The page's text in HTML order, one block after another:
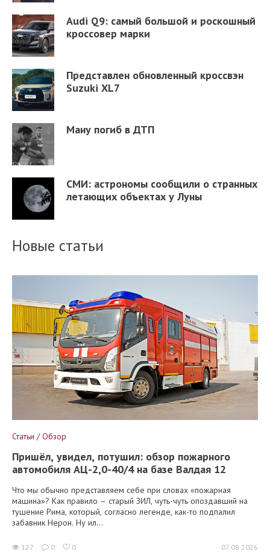
Audi Q9: самый большой и роскошный
кроссовер марки
Представлен обновленный кроссвэн
Suzuki XL7
Ману погиб в ДТП
СМИ: астрономы сообщили о странных
летающих объектах у Луны
Новые статьи
Статьи / Обзор
Пришёл, увидел, потушил: обзор пожарного
автомобиля АЦ-2,0-40/4 на базе Валдая 12
Что мы обычно представляем себе при словах «пожарная
машина»? Как правило – старый ЗИЛ, чуть-чуть опоздавший на
тушение Рима, который, согласно легенде, как-то подпалил
забавник Нерон. Ну ил...
127 0 0 07.08.2026